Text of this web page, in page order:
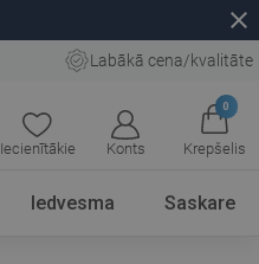
close
Labākā cena/kvalitāte
Iecienītākie Konts
0
Krepšelis
Iedvesma Saskare